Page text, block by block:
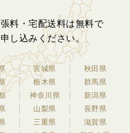
料・宅配送料は無料で
し込みください。
宮城県
秋田県
栃木県
群馬県
神奈川県
新潟県
山梨県
長野県
三重県
滋賀県